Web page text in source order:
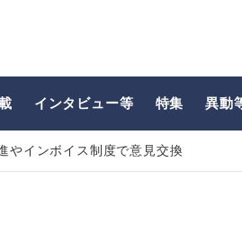
インタビュー等 特集 異動
やインボイス制度で意見交換